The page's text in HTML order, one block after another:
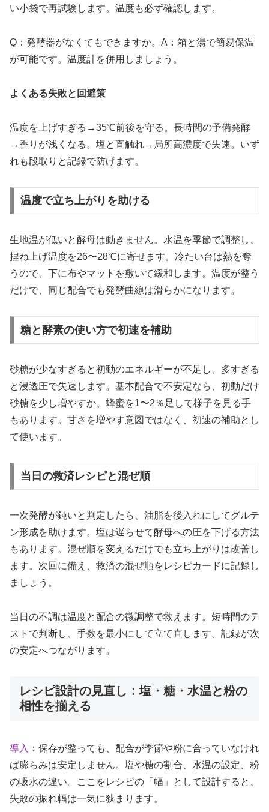
い小袋で再試験します。温度も必ず確認します。
Q：発酵器がなくてもできますか。A：箱と湯で簡易保温
が可能です。温度計を併用しましょう。
よくある失敗と回避策
温度を上げすぎる→35℃前後を守る。長時間の予備発酵
→香りが浅くなる。塩と直触れ→局所高濃度で失速。いず
れも段取りと記録で防げます。
温度で立ち上がりを助ける
生地温が低いと酵母は動きません。水温を季節で調整し、
捏ね上げ温度を26〜28℃に寄せます。冷たい台は熱を奪
うので、下に布やマットを敷いて緩和します。温度が整う
だけで、同じ配合でも発酵曲線は滑らかになります。
糖と酵素の使い方で初速を補助
砂糖が少なすぎると初動のエネルギーが不足し、多すぎる
と浸透圧で失速します。基本配合で不安定なら、初動だけ
砂糖を少し増やすか、蜂蜜を1〜2％足して様子を見る手
もあります。甘さを増やす意図ではなく、初速の補助とし
て使います。
当日の救済レシピと混ぜ順
一次発酵が鈍いと判定したら、油脂を後入れにしてグルテ
ン形成を助けます。塩は遅らせて酵母への圧を下げる方法
もあります。混ぜ順を変えるだけでも立ち上がりは改善し
ます。次回に備え、救済の混ぜ順をレシピカードに記録し
ましょう。
当日の不調は温度と配合の微調整で救えます。短時間のテ
ストで判断し、手数を最小にして立て直します。記録が次
の安定へつながります。
レシピ設計の見直し：塩・糖・水温と粉の
相性を揃える
導入 ：保存が整っても、配合が季節や粉に合っていなけれ
ば膨らみは安定しません。塩や糖の割合、水温の設定、粉
の吸水の違い。ここをレシピの「幅」として設計すると、
失敗の振れ幅は一気に狭まります。